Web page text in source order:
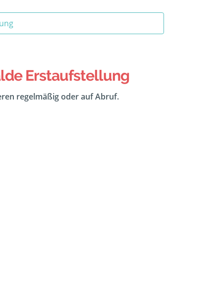
Erstaufstellung
regelmäßig oder auf Abruf.